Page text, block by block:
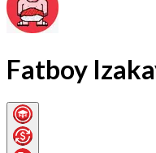
Fatboy